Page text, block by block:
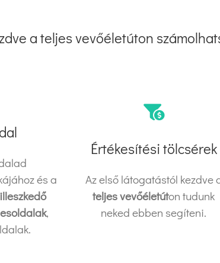
a teljes vevőéletúton
és a
,
Értékesítési tölcsérek
Az első látogatástól kezdve
teljes vevőéletúton tudunk
neked ebben segíteni.